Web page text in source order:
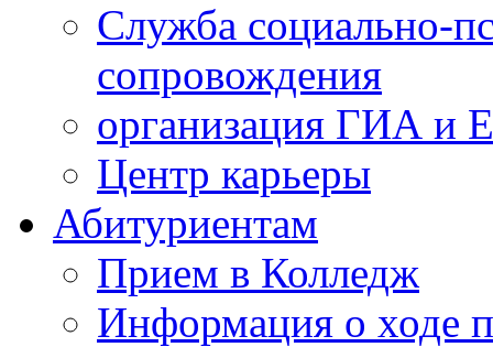
Служба социально-
сопровождения
организация ГИА и
Центр карьеры
Абитуриентам
Прием в Колледж
Информация о ходе